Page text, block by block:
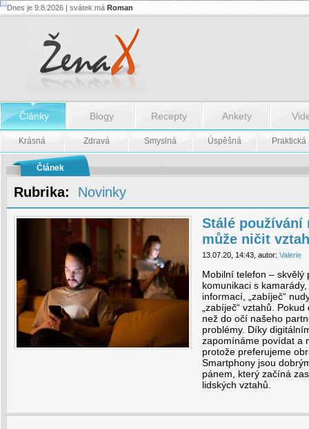
Stálé
Stálé
používání
mobilních
telefonů
může
ničit
vztahy
Dnes je 9.8.2026 | svátek má Roman
Články Blogy Recepty Ankety
Krásná Zdravá Smyslná Úspěšná Praktická
Článek
Rubrika: Novinky
Stálé
může ničit
13.07.20, 14:43, autor: Valerie
Mobilní telefon – skvělý
komunikaci s
informací, „zabíječ“
„zabíječ“ vztahů.
než do očí našeho
problémy. Díky
zapomínáme povídat a
protože preferujeme
Smartphony jsou
pánem, který začíná
lidských vztahů.